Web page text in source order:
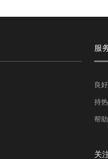
服
良
持
帮
关